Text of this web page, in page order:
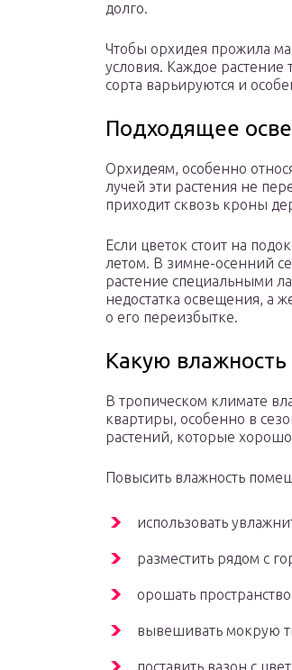
долго.
Чтобы орхидея прожила
условия. Каждое растение
сорта варьируются и
Подходящее
Орхидеям, особенно
лучей эти растения не
приходит сквозь кроны
Если цветок стоит на
летом. В зимне-осенний
растение специальными
недостатка освещения, а
о его переизбытке.
Какую
В тропическом климате
квартиры, особенно в
растений, которые
Повысить влажность
использовать
разместить рядом с
орошать
вывешивать мокрую
поставить вазон с